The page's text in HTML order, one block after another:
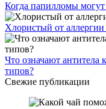
Когда папилломы
Хлористый от
Что означают антитела
типов?
Свежие публикации